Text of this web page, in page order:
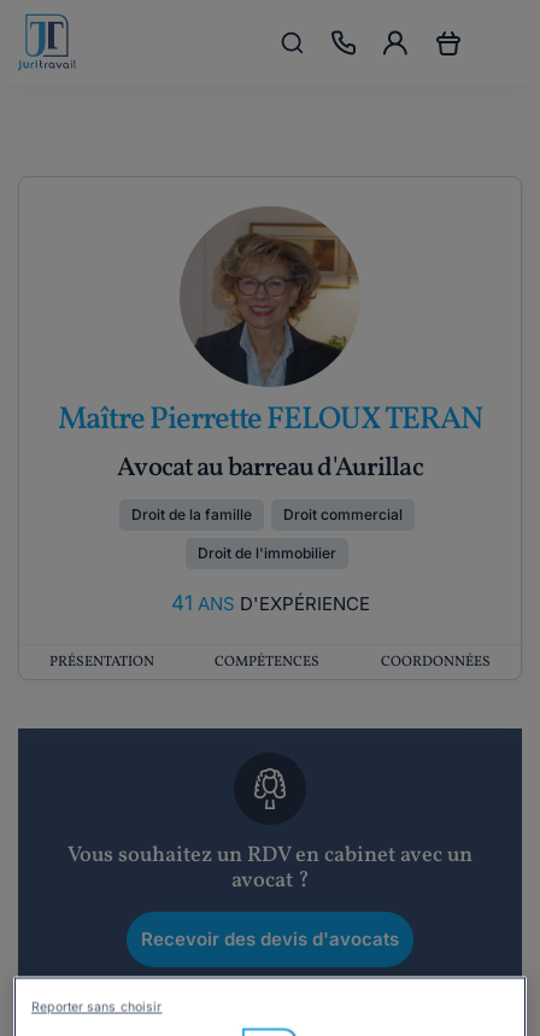
Maître Pierrette FELOUX TERAN
Avocat au barreau d'Aurillac
Droit de la famille Droit commercial
Droit de l'immobilier
41 ANS D'EXPÉRIENCE
PRÉSENTATION COMPÉTENCES COORDONNÉES
Vous souhaitez un RDV en cabinet avec un
avocat ?
Recevoir des devis d'avocats
Reporter sans choisir